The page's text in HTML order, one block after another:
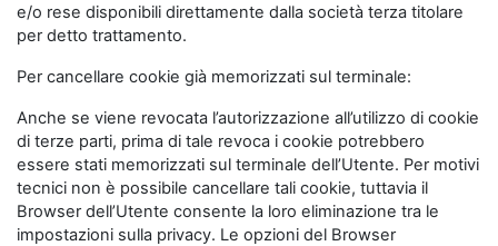
e/o rese disponibili direttamente dalla società terza titolare
per detto trattamento.
Per cancellare cookie già memorizzati sul terminale:
Anche se viene revocata l’autorizzazione all’utilizzo di cookie
di terze parti, prima di tale revoca i cookie potrebbero
essere stati memorizzati sul terminale dell’Utente. Per motivi
tecnici non è possibile cancellare tali cookie, tuttavia il
Browser dell’Utente consente la loro eliminazione tra le
impostazioni sulla privacy. Le opzioni del Browser